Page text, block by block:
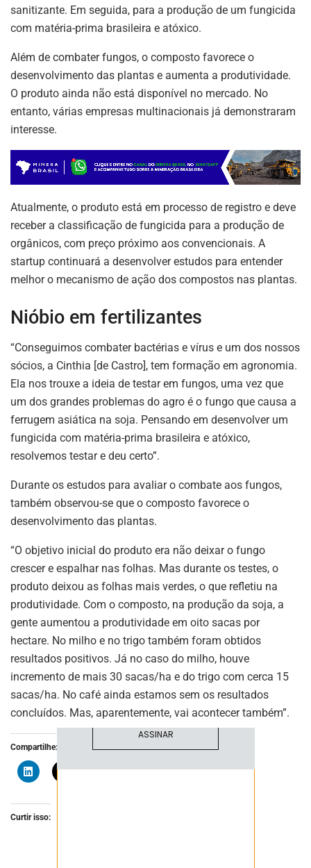
sanitizante. Em seguida, para a produção de um fungicida
com matéria-prima brasileira e atóxico.
Além de combater fungos, o composto favorece o
desenvolvimento das plantas e aumenta a produtividade.
O produto ainda não está disponível no mercado. No
entanto, várias empresas multinacionais já demonstraram
interesse.
Atualmente, o produto está em processo de registro e deve
receber a classificação de fungicida para a produção de
orgânicos, com preço próximo aos convencionais. A
startup continuará a desenvolver estudos para entender
melhor o mecanismo de ação dos compostos nas plantas.
Nióbio em fertilizantes
“Conseguimos combater bactérias e vírus e um dos nossos
sócios, a Cinthia [de Castro], tem formação em agronomia.
Ela nos trouxe a ideia de testar em fungos, uma vez que
um dos grandes problemas do agro é o fungo que causa a
ferrugem asiática na soja. Pensando em desenvolver um
fungicida com matéria-prima brasileira e atóxico,
resolvemos testar e deu certo”.
Durante os estudos para avaliar o combate aos fungos,
também observou-se que o composto favorece o
desenvolvimento das plantas.
“O objetivo inicial do produto era não deixar o fungo
crescer e espalhar nas folhas. Mas durante os testes, o
produto deixou as folhas mais verdes, o que refletiu na
produtividade. Com o composto, na produção da soja, a
gente aumentou a produtividade em oito sacas por
hectare. No milho e no trigo também foram obtidos
resultados positivos. Já no caso do milho, houve
incremento de mais 30 sacas/ha e do trigo com cerca 15
sacas/ha. No café ainda estamos sem os resultados
concluídos. Mas, aparentemente, vai acontecer também”.
Compartilhe:
Curtir isso:
ASSINE NOSSA
NEWSLETTER
Fique atualizado com as últimas
notíciase inovações do setor mineral
brasileiro.
ASSINAR